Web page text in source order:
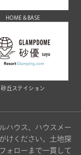
HOME＆BASE
砂丘ステイション
ハウス、ハウスメー
けください。土地探
ォローまで一貫して